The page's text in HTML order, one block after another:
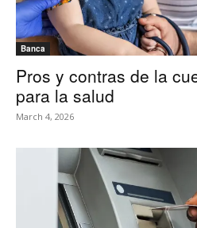
Banca
Pros y contras de la
para la salud
March 4, 2026